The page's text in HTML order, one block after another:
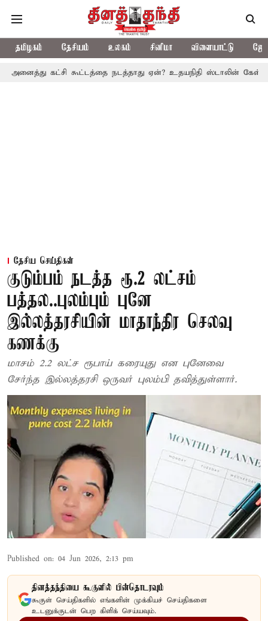
தமிழகம் தேசியம் உலகம் சினிமா விளையாட்டு
கட்சி கூட்டத்தை நடத்தாது ஏன்? உதயநிதி ஸ்டாலின் கேள்வி
தேசிய செய்திகள்
குடும்பம் நடத்த ரூ.2 லட்சம்
பத்தல..புலம்பும் புனே
இல்லத்தரசியின் மாதாந்திர செலவு
கணக்கு
மாசம் 2.2 லட்ச ரூபாய் கரையுது என புனேவை
சேர்ந்த இல்லத்தரசி ஒருவர் புலம்பி தவித்துள்ளார்.
Published on: 04 Jun 2026, 2:13 pm
தினத்தந்தியை கூகுளில் பின்தொடரவும்
கூகுள் செய்திகளில் எங்களின் முக்கியச் செய்திகளை
உடனுக்குடன் பெற கிளிக் செய்யவும்.